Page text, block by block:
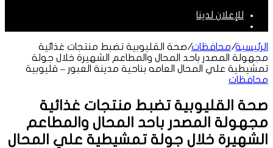
للإعلان لدينا
الرئيسية/محافظات/صحة القليوبية تضبط منتجات غذائية
مجهولة المصدر باحد المحال والمطاعم الشهيرة خلال جولة
تمشيطية علي المحال العامه بناحية مدينة العبور – قليوبية
محافظات
صحة القليوبية تضبط منتجات غذائية
مجهولة المصدر باحد المحال والمطاعم
الشهيرة خلال جولة تمشيطية علي المحال